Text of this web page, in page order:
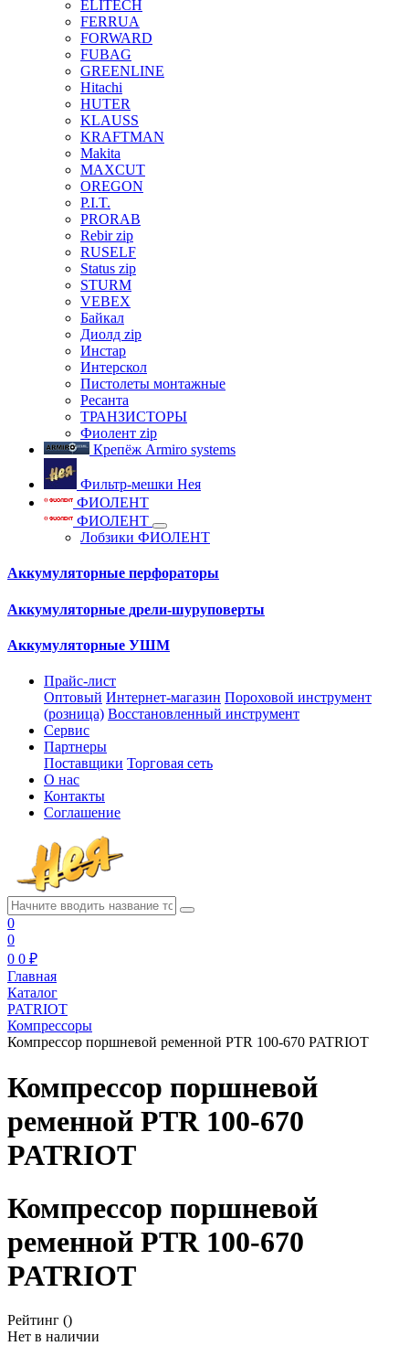
ELITECH
FERRUA
FORWARD
FUBAG
GREENLINE
Hitachi
HUTER
KLAUSS
KRAFTMAN
Makita
MAXCUT
OREGON
P.I.T.
PRORAB
Rebir zip
RUSELF
Status zip
STURM
VEBEX
Байкал
Диолд zip
Инстар
Интерскол
Пистолеты монтажные
Ресанта
ТРАНЗИСТОРЫ
Фиолент zip
Крепёж Armiro systems
Фильтр-мешки Нея
ФИОЛЕНТ
ФИОЛЕНТ
Лобзики ФИОЛЕНТ
Аккумуляторные перфораторы
Аккумуляторные дрели-шуруповерты
Аккумуляторные УШМ
Прайс-лист
Оптовый Интернет-магазин Пороховой инструмент
(розница) Восстановленный инструмент
Сервис
Партнеры
Поставщики Торговая сеть
О нас
Контакты
Соглашение
0
0
0 0 ₽
Главная
Каталог
PATRIOT
Компрессоры
Компрессор поршневой ременной PTR 100-670 PATRIOT
Компрессор поршневой
ременной PTR 100-670
PATRIOT
Компрессор поршневой
ременной PTR 100-670
PATRIOT
Рейтинг ()
Нет в наличии